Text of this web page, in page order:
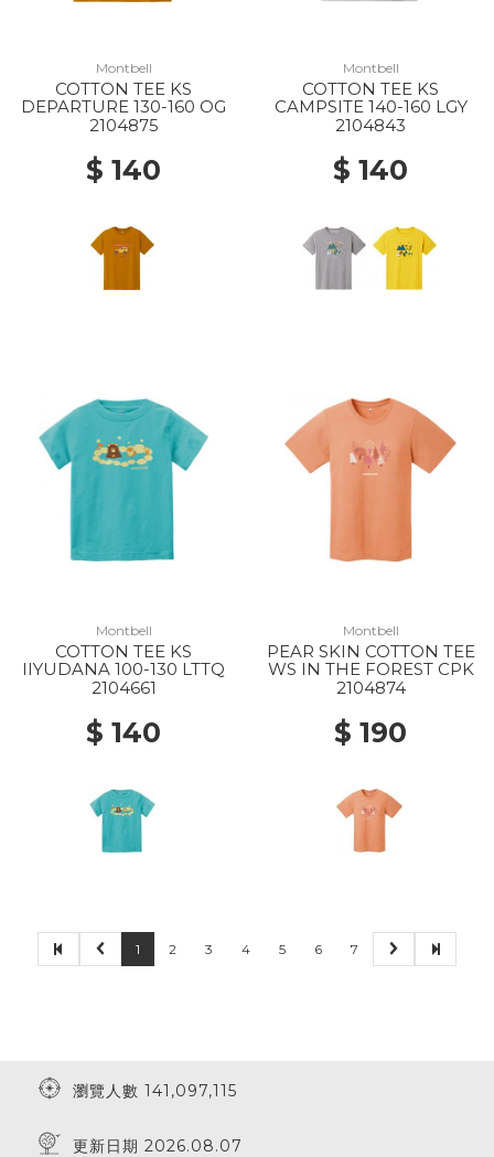
Montbell
COTTON TEE KS
DEPARTURE 130-160 OG
2104875
$ 140
Montbell
COTTON TEE KS
CAMPSITE 140-160 LGY
2104843
$ 140
Montbell
COTTON TEE KS
IIYUDANA 100-130 LTTQ
2104661
$ 140
Montbell
PEAR SKIN COTTON TEE
WS IN THE FOREST CPK
2104874
$ 190
1 2 3 4 5 6 7
瀏覽人數 141,097,115
更新日期 2026.08.07